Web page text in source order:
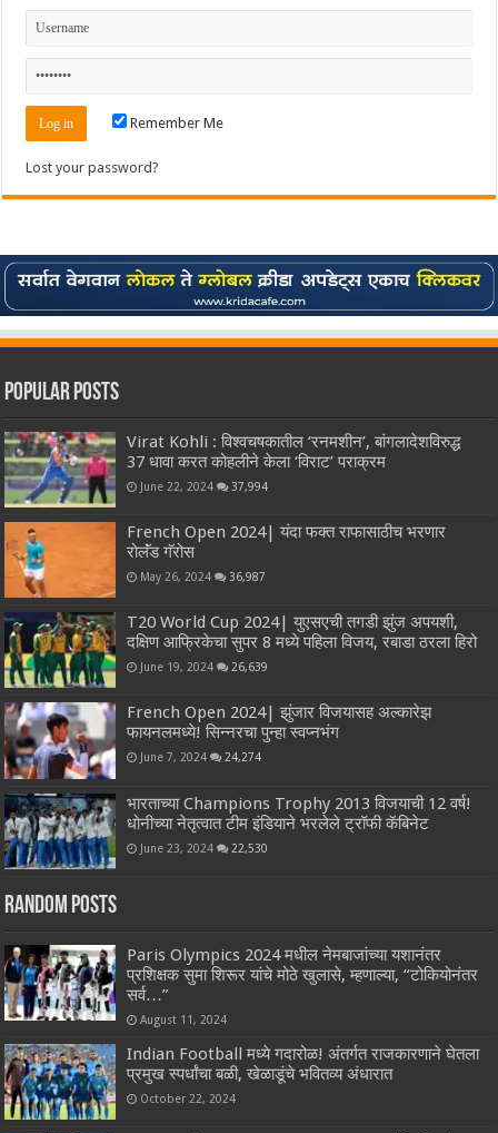
Remember Me
Lost your password?
Popular Posts
Virat Kohli : विश्वचषकातील ‘रनमशीन’, बांगलादेशविरुद्ध
37 धावा करत कोहलीने केला ‘विराट’ पराक्रम
June 22, 2024 37,994
French Open 2024| यंदा फक्त राफासाठीच भरणार
रोलॅंड गॅरोस
May 26, 2024 36,987
T20 World Cup 2024| युएसएची तगडी झुंज अपयशी,
दक्षिण आफ्रिकेचा सुपर 8 मध्ये पहिला विजय, रबाडा ठरला हिरो
June 19, 2024 26,639
French Open 2024| झुंजार विजयासह अल्कारेझ
फायनलमध्ये! सिन्नरचा पुन्हा स्वप्नभंग
June 7, 2024 24,274
भारताच्या Champions Trophy 2013 विजयाची 12 वर्ष!
धोनीच्या नेतृत्वात टीम इंडियाने भरलेले ट्रॉफी कॅबिनेट
June 23, 2024 22,530
Random Posts
Paris Olympics 2024 मधील नेमबाजांच्या यशानंतर
प्रशिक्षक सुमा शिरूर यांचे मोठे खुलासे, म्हणाल्या, “टोकियोनंतर
सर्व…”
August 11, 2024
Indian Football मध्ये गदारोळ! अंतर्गत राजकारणाने घेतला
प्रमुख स्पर्धांचा बळी, खेळाडूंचे भवितव्य अंधारात
October 22, 2024